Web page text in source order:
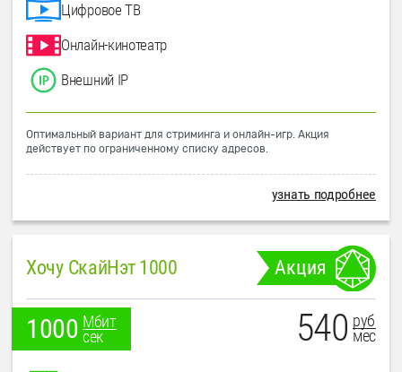
Цифровое ТВ
Онлайн-кинотеатр
Внешний IP
Оптимальный вариант для стриминга и онлайн-игр. Акция
действует по ограниченному списку адресов.
узнать подробнее
Хочу СкайНэт 1000 Акция
1000 Мбит
сек
540 руб
мес